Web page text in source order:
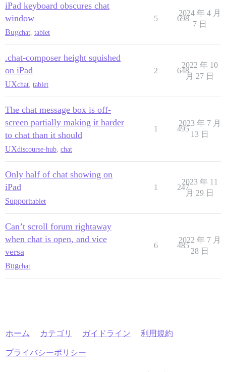
iPad keyboard obscures chat
window
Bugchat tablet
5 698
2024 年 4 月
7 日
.chat-composer height squished
on iPad
UXchat tablet
2 648
2022 年 10
月 27 日
The chat message box is off-
screen partially making it harder
to chat than it should
UXdiscourse-hub chat
1 495
2023 年 7 月
13 日
Only half of chat showing on
iPad
Supporttablet
1 247
2023 年 11
月 29 日
Can’t scroll forum rightaway
when chat is open, and vice
versa
Bugchat
6 485
2022 年 7 月
28 日
ホーム カテゴリ ガイドライン 利用規約
プライバシーポリシー